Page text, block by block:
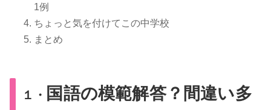
1例
ちょっと気を付けてこの中学校
まとめ
１・ 国語の模範解答？間違い多